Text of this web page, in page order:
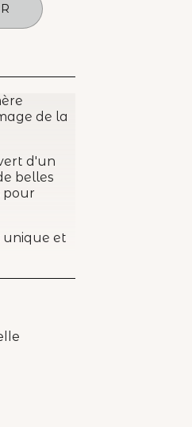
de la
d'un
belles
pour
unique et